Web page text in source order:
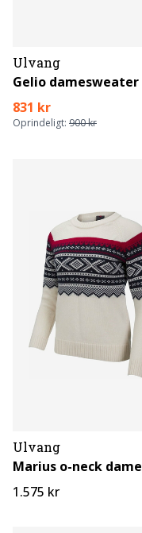
Ulvang
Gelio damesweater
831 kr
Oprindeligt: 900 kr
Ulvang
Marius o-neck dame
1.575 kr